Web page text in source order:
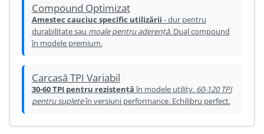
Compound Optimizat
Amestec cauciuc specific utilizării - dur pentru
durabilitate sau moale pentru aderență. Dual compound
în modele premium.
Carcasă TPI Variabil
30-60 TPI pentru rezistențăîn modele utility. 60-120 TPI
pentru supleteîn versiuni performance. Echilibru perfect.